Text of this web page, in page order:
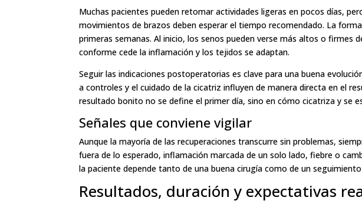
Muchas pacientes pueden retomar actividades ligeras en pocos días,
movimientos de brazos deben esperar el tiempo recomendado. La
primeras semanas. Al inicio, los senos pueden verse más altos o firmes
conforme cede la inflamación y los tejidos se adaptan.
Seguir las indicaciones postoperatorias es clave para una buena
a controles y el cuidado de la cicatriz influyen de manera directa en el
resultado bonito no se define el primer día, sino en cómo cicatriza y se
Señales que conviene vigilar
Aunque la mayoría de las recuperaciones transcurre sin problemas,
fuera de lo esperado, inflamación marcada de un solo lado, fiebre o
la paciente depende tanto de una buena cirugía como de un
Resultados, duración y expectativas